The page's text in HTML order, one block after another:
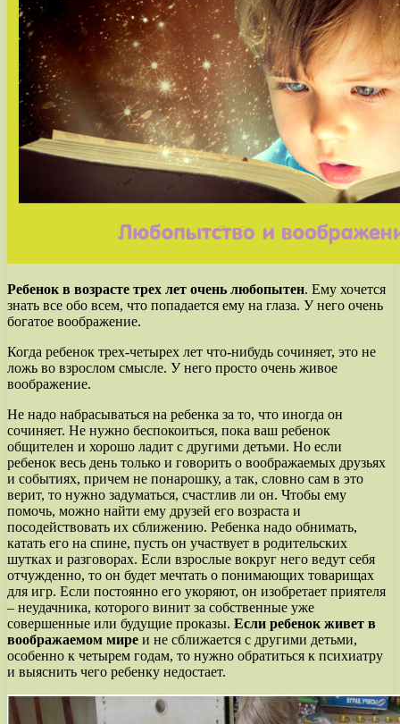
Ребенок в возрасте трех лет очень любопытен. Ему хочется
знать все обо всем, что попадается ему на глаза. У него очень
богатое воображение.
Когда ребенок трех-четырех лет что-нибудь сочиняет, это не
ложь во взрослом смысле. У него просто очень живое
воображение.
Не надо набрасываться на ребенка за то, что иногда он
сочиняет. Не нужно беспокоиться, пока ваш ребенок
общителен и хорошо ладит с другими детьми. Но если
ребенок весь день только и говорить о воображаемых друзьях
и событиях, причем не понарошку, а так, словно сам в это
верит, то нужно задуматься, счастлив ли он. Чтобы ему
помочь, можно найти ему друзей его возраста и
посодействовать их сближению. Ребенка надо обнимать,
катать его на спине, пусть он участвует в родительских
шутках и разговорах. Если взрослые вокруг него ведут себя
отчужденно, то он будет мечтать о понимающих товарищах
для игр. Если постоянно его укоряют, он изобретает приятеля
– неудачника, которого винит за собственные уже
совершенные или будущие проказы. Если ребенок живет в
воображаемом мире и не сближается с другими детьми,
особенно к четырем годам, то нужно обратиться к психиатру
и выяснить чего ребенку недостает.